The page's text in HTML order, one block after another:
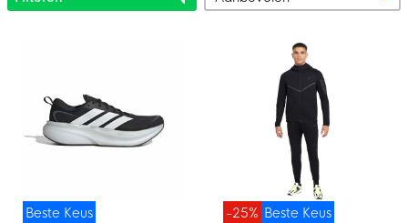
Beste Keus
Beste Keus
-25%